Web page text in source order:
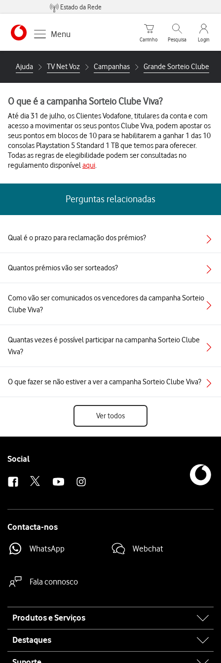
Estado da Rede
https://www.vodafone.pt
Menu
Carrinho de compras
Carrinho
Pesquisar
Pesquisa
My
Login
Ajuda TV Net Voz Campanhas Grande Sorteio Clube
O que é a campanha Sorteio Clube Viva?
Até dia 31 de julho, os Clientes Vodafone, titulares da conta e com
acesso a movimentar os seus pontos Clube Viva, podem apostar os
seus pontos em blocos de 10 para se habilitarem a ganhar 1 das 10
consolas Playstation 5 Standard 1 TB que temos para oferecer.
Todas as regras de elegibilidade podem ser consultadas no
regulamento disponívelaqui.
Perguntas relacionadas
Qual é o prazo para reclamação dos prémios?
Quantos prémios vão ser sorteados?
Como vão ser comunicados os vencedores da campanha Sorteio
Clube Viva?
Quantas vezes é possível participar na campanha Sorteio Clube
Viva?
O que fazer se não estiver a ver a campanha Sorteio Clube Viva?
Ver todos
Follow
Social
Contacta-nos
WhatsApp Webchat
Fala connosco
map
Produtos e Serviços
Destaques